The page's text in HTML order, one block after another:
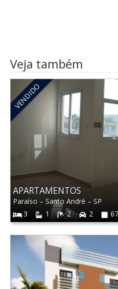
Veja também
VENDIDO
APARTAMENTOS
Paraíso – Santo André – SP
3
1 2 2